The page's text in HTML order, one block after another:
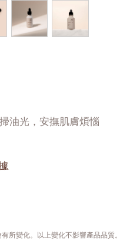
油光，安撫肌膚煩惱
所變化。以上變化不影響產品品質。